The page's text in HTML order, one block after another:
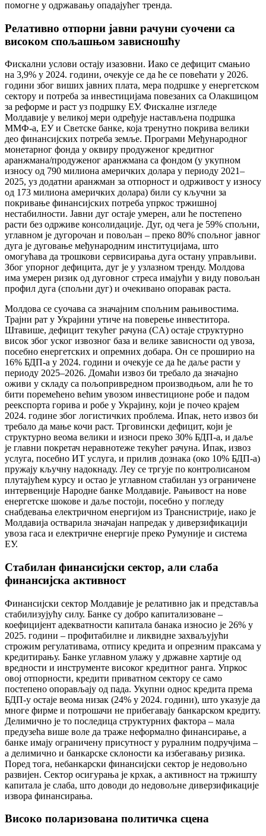
помогне у одржавању опадајућег тренда.
Релативно отпорни јавни рачуни суочени са
високом спољашњом зависношћу
Фискални услови остају изазовни. Иако се дефицит смањио
на 3,9% у 2024. години, очекује се да ће се повећати у 2026.
години због виших јавних плата, мера подршке у енергетском
сектору и потреба за инвестицијама повезаних са Олакшицом
за реформе и раст уз подршку ЕУ. Фискалне изгледе
Молдавије у великој мери одређује настављена подршка
ММФ-а, ЕУ и Светске банке, која тренутно покрива велики
део финансијских потреба земље. Програми Међународног
монетарног фонда у оквиру продуженог кредитног
аранжмана/продуженог аранжмана са фондом (у укупном
износу од 790 милиона америчких долара у периоду 2021–
2025, уз додатни аранжман за отпорност и одрживост у износу
од 173 милиона америчких долара) били су кључни за
покривање финансијских потреба упркос тржишној
нестабилности. Јавни дуг остаје умерен, али ће постепено
расти без одрживе консолидације. Дуг, од чега је 59% спољни,
углавном је дугорочан и повољан – преко 80% спољног јавног
дуга је дуговање међународним институцијама, што
омогућава да трошкови сервисирања дуга остану управљиви.
Због упорног дефицита, дуг је у узлазном тренду. Молдова
има умерен ризик од дуговног стреса имајући у виду повољан
профил дуга (спољни дуг) и очекивано опоравак раста.
Молдова се суочава са значајним спољним рањивостима.
Трајни рат у Украјини утиче на поверење инвеститора.
Штавише, дефицит текућег рачуна (CA) остаје структурно
висок због уског извозног база и велике зависности од увоза,
посебно енергетских и опремних добара. Он се проширио на
16% БДП-а у 2024. години и очекује се да ће даље расти у
периоду 2025–2026. Домаћи извоз би требало да значајно
оживи у складу са пољопривредном производњом, али ће то
бити поремећено већим увозом инвестиционе робе и падом
реекспорта горива и робе у Украјину, који је почео крајем
2024. године због логистичких проблема. Ипак, нето извоз би
требало да мање кочи раст. Трговински дефицит, који је
структурно веома велики и износи преко 30% БДП-а, и даље
је главни покретач неравнотеже текућег рачуна. Ипак, извоз
услуга, посебно ИТ услуга, и прилив дознака (око 10% БДП-а)
пружају кључну надокнаду. Леу се тргује по контролисаном
плутајућем курсу и остао је углавном стабилан уз ограничене
интервенције Народне банке Молдавије. Рањивост на нове
енергетске шокове и даље постоји, посебно у погледу
снабдевања електричном енергијом из Транснистрије, иако је
Молдавија остварила значајан напредак у диверзификацији
увоза гаса и електричне енергије преко Румуније и система
ЕУ.
Стабилан финансијски сектор, али слаба
финансијска активност
Финансијски сектор Молдавије је релативно јак и представља
стабилизујућу силу. Банке су добро капитализоване –
коефицијент адекватности капитала банака износио је 26% у
2025. години – профитабилне и ликвидне захваљујући
строжим регулативама, отпису кредита и опрезним праксама у
кредитирању. Банке углавном улажу у државне хартије од
вредности и инструменте високог кредитног ранга. Упркос
овој отпорности, кредити приватном сектору се само
постепено опорављају од пада. Укупни однос кредита према
БДП-у остаје веома низак (24% у 2024. години), што указује да
многе фирме и потрошачи не прибегавају банкарском кредиту.
Делимично је то последица структурних фактора – мала
предузећа више воле да траже неформално финансирање, а
банке имају ограничену присутност у руралним подручјима –
а делимично и банкарске склоности ка избегавању ризика.
Поред тога, небанкарски финансијски сектор је недовољно
развијен. Сектор осигурања је крхак, а активност на тржишту
капитала је слаба, што доводи до недовољне диверзификације
извора финансирања.
Високо поларизована политичка сцена